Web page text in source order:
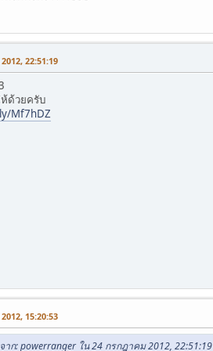
22:51:19
ด้วยครับ
Mf7hDZ
15:20:53
าก: powerranger ใน 24 กรกฎาคม 2012, 22:51:19